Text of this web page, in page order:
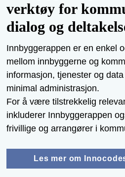
verktøy for
dialog og
Innbyggerappen er en enkel
mellom innbyggerne og
informasjon, tjenester og
minimal administrasjon.
For å være tilstrekkelig
inkluderer Innbyggerappen
frivillige og arrangører i
Les mer om